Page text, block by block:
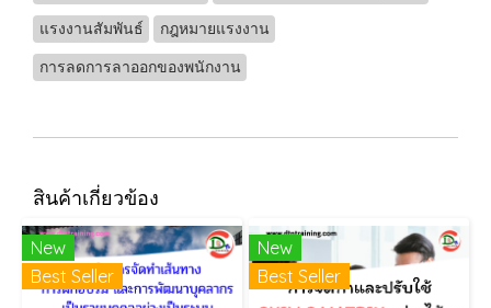
แรงงานสัมพันธ์
กฎหมายแรงงาน
การลดการลาออกของพนักงาน
สินค้าเกี่ยวข้อง
New
Best Seller
New
Best Seller